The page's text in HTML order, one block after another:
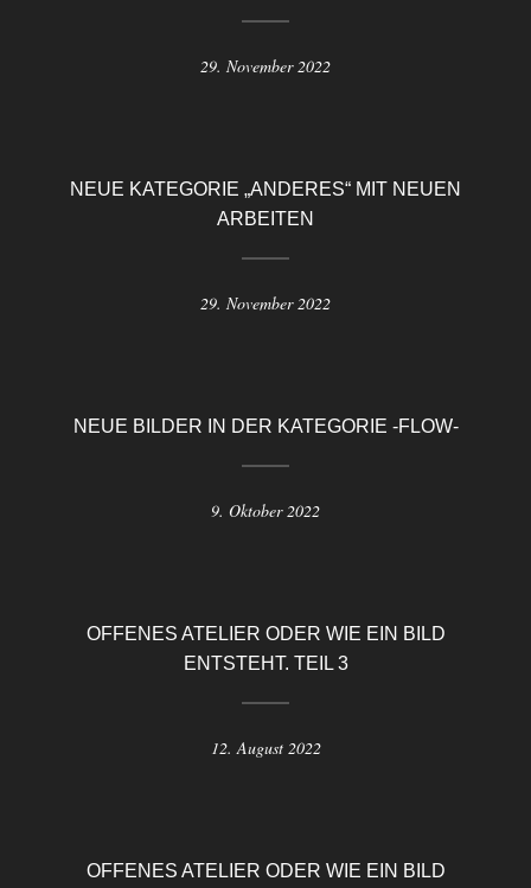
29. November 2022
NEUE KATEGORIE „ANDERES“ MIT NEUEN
ARBEITEN
29. November 2022
NEUE BILDER IN DER KATEGORIE -FLOW-
9. Oktober 2022
OFFENES ATELIER ODER WIE EIN BILD
ENTSTEHT. TEIL 3
12. August 2022
OFFENES ATELIER ODER WIE EIN BILD